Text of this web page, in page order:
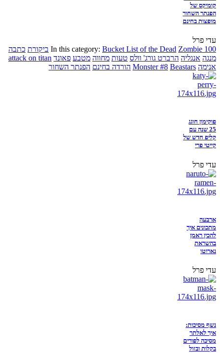
קומיקס של
הפנתר השחור
מופצות בחינם
עדי פרל
In this category: Bucket List of the Dead Zombie 100 ביקורת כתבה
מנגה אנגליה הרברט גורג' וולס טעות מחווה מטבע פאונד attack on titan
אנימה
Monster #8 Beastars הורדה בחינם הפנתר השחור
פוקימון חוגג
25 שנה עם
קליפ חדש של
קייטי פרי
עדי פרל
ארבעה
מתכונים איך
להכין ראמן
בהשראת
נארוטו
עדי פרל
נשף מסיכות:
איך לאלתר
מסיכה לפורים
בקלות ובזול